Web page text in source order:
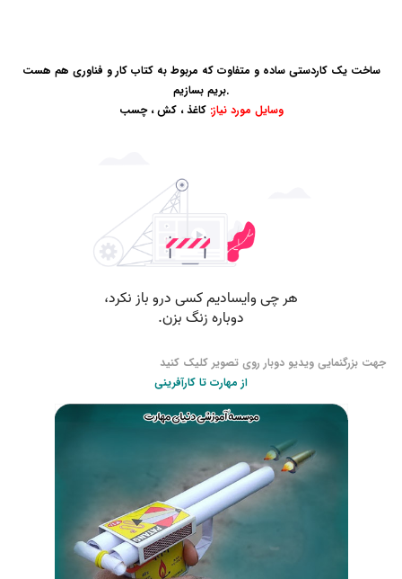
ساخت یک کاردستی ساده و متفاوت که مربوط به کتاب کار و فناوری هم هست
.بریم بسازیم
وسایل مورد نیاز: کاغذ ، کش ، چسب
جهت بزرگنمایی ویدیو دوبار روی تصویر کلیک کنید
از مهارت تا کارآفرینی